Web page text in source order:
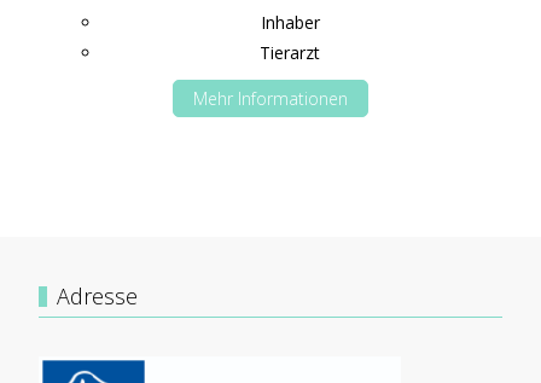
Inhaber
Tierarzt
Mehr Informationen
Adresse